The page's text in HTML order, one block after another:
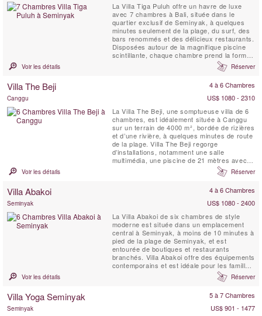
La Villa Tiga Puluh offre un havre de luxe
avec 7 chambres à Bali, située dans le
quartier exclusif de Seminyak, à quelques
minutes seulement de la plage, du surf, des
bars renommés et des délicieux restaurants.
Disposées autour de la magnifique piscine
scintillante, chaque chambre prend la forme
d’un bungalow privé, offrant ainsi un équilibre
parfait entre les moments partagés et
raffiné préparé par notre chef ...
Voir les détails Réserver
Villa The Beji 4 à 6 Chambres
Canggu
US$ 1080 - 2310
La Villa The Beji, une somptueuse villa de 6
chambres, est idéalement située à Canggu
sur un terrain de 4000 m², bordée de rizières
et d’une rivière, à quelques minutes de route
de la plage. Villa The Beji regorge
d’installations, notamment une salle
multimédia, une piscine de 21 mètres avec
zones peu profondes pour les jeunes
enfants, un espace de massage et spa de
football, un panier de basketball, un court de
Voir les détails Réserver
Villa Abakoi 4 à 6 Chambres
Seminyak
US$ 1080 - 2400
La Villa Abakoi de six chambres de style
moderne est située dans un emplacement
central à Seminyak, à moins de 10 minutes à
pied de la plage de Seminyak, et est
entourée de boutiques et restaurants
branchés. Villa Abakoi offre des équipements
contemporains et est idéale pour les familles
ou les amis à partager et à apprécier. Les
équipements de la villa comprennent un
gratuite, des chambres climatisées, une
Voir les détails Réserver
Villa Yoga Seminyak 5 à 7 Chambres
Seminyak
US$ 901 - 1477